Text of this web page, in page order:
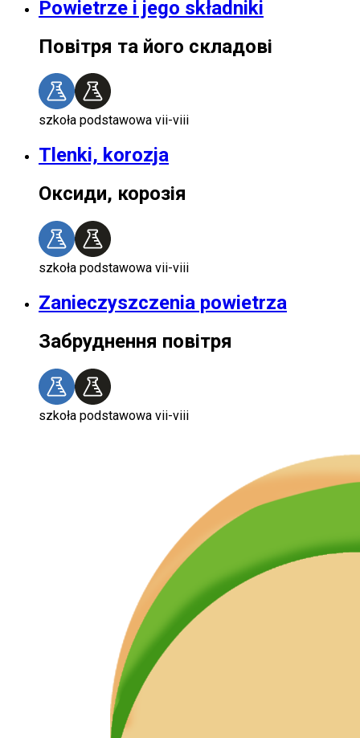
Powietrze i jego składniki
Повітря та його складові
szkoła podstawowa vii-viii
Tlenki, korozja
Оксиди, корозія
szkoła podstawowa vii-viii
Zanieczyszczenia powietrza
Забруднення повітря
szkoła podstawowa vii-viii